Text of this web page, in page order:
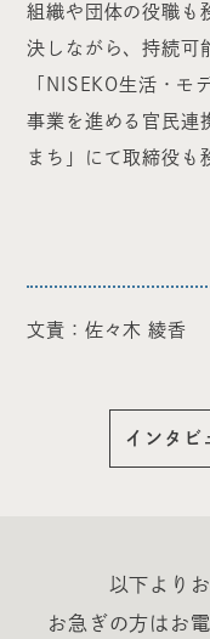
組織や団体の役職も
決しながら、持続可
「NISEKO生活・モ
事業を進める官民連
まち」にて取締役も
文責：佐々木 綾香
インタビ
以下より
お急ぎの方はお